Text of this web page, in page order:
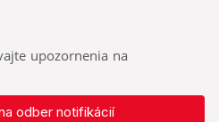
upozornenia na
odber notifikácií